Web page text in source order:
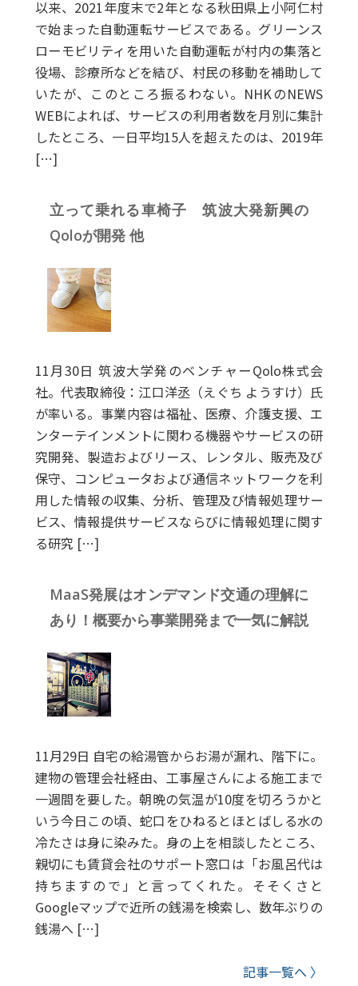
以来、2021年度末で2年となる秋田県上小阿仁村
で始まった自動運転サービスである。グリーンス
ローモビリティを用いた自動運転が村内の集落と
役場、診療所などを結び、村民の移動を補助して
いたが、このところ振るわない。NHKのNEWS
WEBによれば、サービスの利用者数を月別に集計
したところ、一日平均15人を超えたのは、2019年
[…]
立って乗れる車椅子 筑波大発新興の
Qoloが開発 他
11月30日 筑波大学発のベンチャーQolo株式会
社。代表取締役：江口洋丞（えぐち ようすけ）氏
が率いる。事業内容は福祉、医療、介護支援、エ
ンターテインメントに関わる機器やサービスの研
究開発、製造およびリース、レンタル、販売及び
保守、コンピュータおよび通信ネットワークを利
用した情報の収集、分析、管理及び情報処理サー
ビス、情報提供サービスならびに情報処理に関す
る研究 […]
MaaS発展はオンデマンド交通の理解に
あり！概要から事業開発まで一気に解説
11月29日 自宅の給湯管からお湯が漏れ、階下に。
建物の管理会社経由、工事屋さんによる施工まで
一週間を要した。朝晩の気温が10度を切ろうかと
いう今日この頃、蛇口をひねるとほとばしる水の
冷たさは身に染みた。身の上を相談したところ、
親切にも賃貸会社のサポート窓口は「お風呂代は
持ちますので」と言ってくれた。そそくさと
Googleマップで近所の銭湯を検索し、数年ぶりの
銭湯へ […]
記事一覧へ 〉